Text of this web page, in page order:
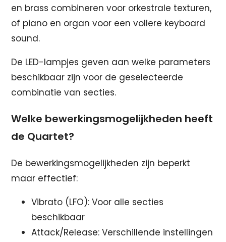
en brass combineren voor orkestrale texturen,
of piano en organ voor een vollere keyboard
sound.
De LED-lampjes geven aan welke parameters
beschikbaar zijn voor de geselecteerde
combinatie van secties.
Welke bewerkingsmogelijkheden heeft
de Quartet?
De bewerkingsmogelijkheden zijn beperkt
maar effectief:
Vibrato (LFO): Voor alle secties
beschikbaar
Attack/Release: Verschillende instellingen